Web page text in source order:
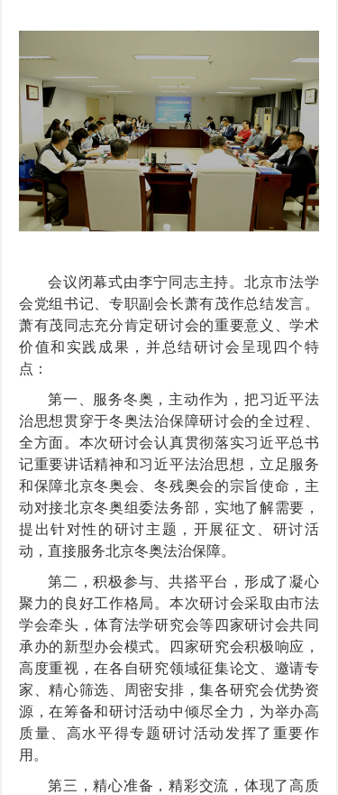
会议闭幕式由李宁同志主持。北京市法学
会党组书记、专职副会长萧有茂作总结发言。
萧有茂同志充分肯定研讨会的重要意义、学术
价值和实践成果，并总结研讨会呈现四个特
点：
第一、服务冬奥，主动作为，把习近平法
治思想贯穿于冬奥法治保障研讨会的全过程、
全方面。本次研讨会认真贯彻落实习近平总书
记重要讲话精神和习近平法治思想，立足服务
和保障北京冬奥会、冬残奥会的宗旨使命，主
动对接北京冬奥组委法务部，实地了解需要，
提出针对性的研讨主题，开展征文、研讨活
动，直接服务北京冬奥法治保障。
第二，积极参与、共搭平台，形成了凝心
聚力的良好工作格局。本次研讨会采取由市法
学会牵头，体育法学研究会等四家研讨会共同
承办的新型办会模式。四家研究会积极响应，
高度重视，在各自研究领域征集论文、邀请专
家、精心筛选、周密安排，集各研究会优势资
源，在筹备和研讨活动中倾尽全力，为举办高
质量、高水平得专题研讨活动发挥了重要作
用。
第三，精心准备，精彩交流，体现了高质